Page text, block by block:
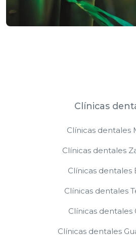
Clínicas
Clínicas dentales
Clínicas dentales
Clínicas dentales
Clínicas dentales
Clínicas dentales
Clínicas dentales